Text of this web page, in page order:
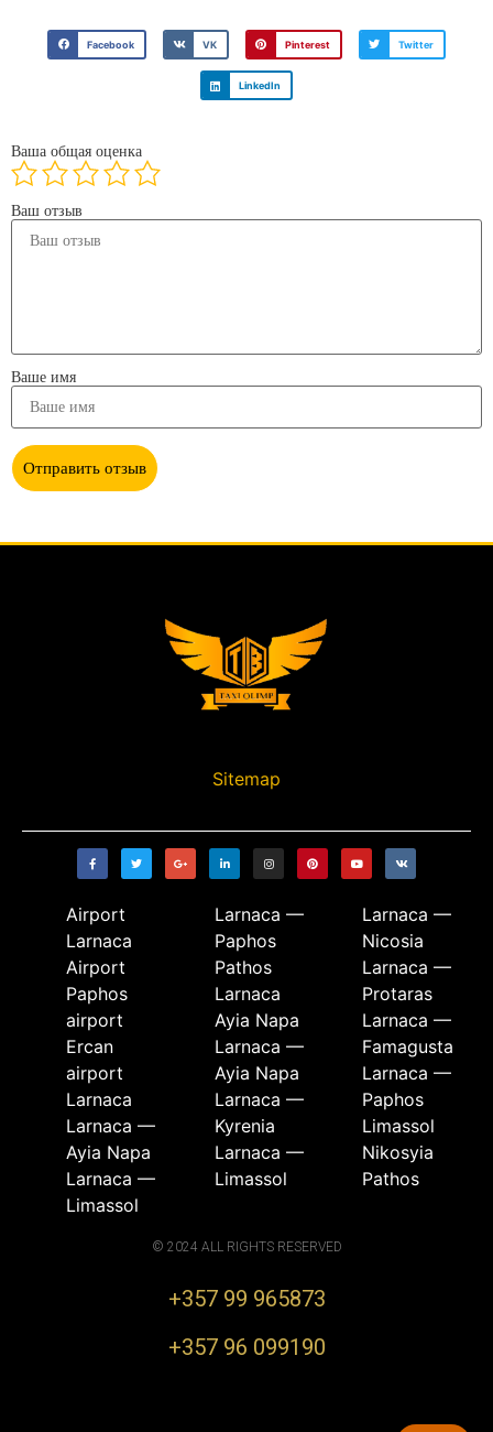
Facebook VK Pinterest Twitter
LinkedIn
Ваша общая оценка
Ваш отзыв
Ваше имя
Отправить отзыв
Sitemap
Airport
Larnaca
Airport
Paphos
airport
Ercan
airport
Larnaca
Larnaca —
Ayia Napa
Larnaca —
Limassol
Larnaca —
Paphos
Pathos
Larnaca
Ayia Napa
Larnaca —
Ayia Napa
Larnaca —
Kyrenia
Larnaca —
Limassol
Larnaca —
Nicosia
Larnaca —
Protaras
Larnaca —
Famagusta
Larnaca —
Paphos
Limassol
Nikosyia
Pathos
© 2024 ALL RIGHTS RESERVED
+357 99 965873
+357 96 099190